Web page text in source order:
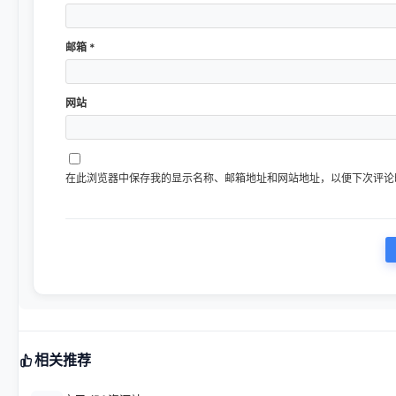
邮箱 *
网站
在此浏览器中保存我的显示名称、邮箱地址和网站地址，以便下次评
相关推荐